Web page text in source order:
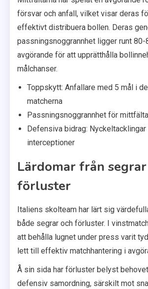
försvar och anfall, vilket visar deras
effektivt distribuera bollen. Deras
passningsnoggrannhet ligger runt 80-
avgörande för att upprätthålla
målchanser.
Toppskytt: Anfallare med 5 mål i
matcherna
Passningsnoggrannhet för
Defensiva bidrag: Nyckeltacklingar
interceptioner
Lärdomar från
förluster
Italiens skolteam har lärt sig
både segrar och förluster. I
att behålla lugnet under press varit
lett till effektiv matchhantering i
Å sin sida har förluster belyst
defensiv samordning, särskilt mot